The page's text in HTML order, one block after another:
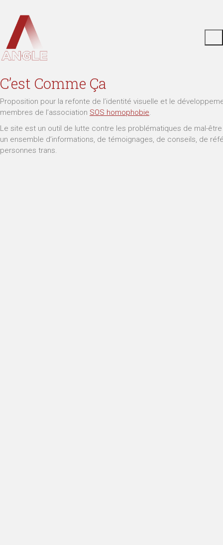
C’est Comme Ça
Proposition pour la refonte de l’identité visuelle et le
membres de l’association SOS homophobie.
Le site est un outil de lutte contre les problématiques de mal-
un ensemble d’informations, de témoignages, de conseils, de
personnes trans.